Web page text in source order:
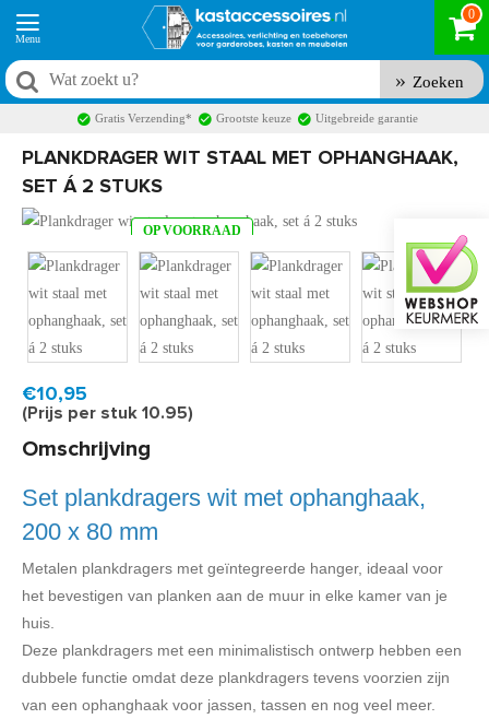
0
Zoeken
Gratis Verzending* Grootste keuze Uitgebreide garantie
PLANKDRAGER WIT STAAL MET OPHANGHAAK,
SET Á 2 STUKS
OP VOORRAAD
Snel in huis, 1 á 2 werkdagen
€10,95
(Prijs per stuk 10.95)
Omschrijving
Set plankdragers wit met ophanghaak,
200 x 80 mm
Metalen plankdragers met geïntegreerde hanger, ideaal voor
het bevestigen van planken aan de muur in elke kamer van je
huis.
Deze plankdragers met een minimalistisch ontwerp hebben een
dubbele functie omdat deze plankdragers tevens voorzien zijn
van een ophanghaak voor jassen, tassen en nog veel meer.